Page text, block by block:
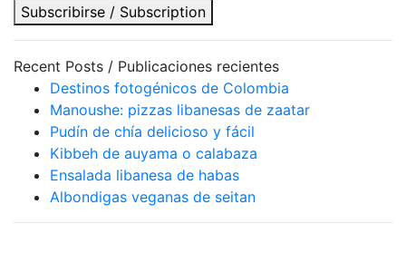
email
Subscribirse / Subscription
Recent Posts / Publicaciones recientes
Destinos fotogénicos de Colombia
Manoushe: pizzas libanesas de zaatar
Pudín de chía delicioso y fácil
Kibbeh de auyama o calabaza
Ensalada libanesa de habas
Albondigas veganas de seitan